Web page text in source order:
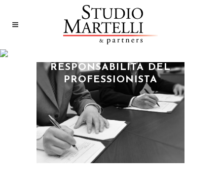
RESPONSABILITÀ DEL
PROFESSIONISTA